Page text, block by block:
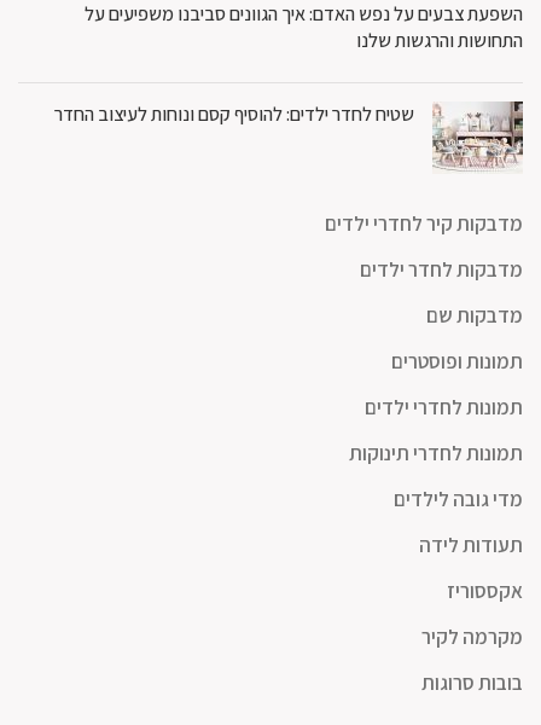
השפעת צבעים על נפש האדם: איך הגוונים סביבנו משפיעים על
התחושות והרגשות שלנו
שטיח לחדר ילדים: להוסיף קסם ונוחות לעיצוב החדר
מדבקות קיר לחדרי ילדים
מדבקות לחדר ילדים
מדבקות שם
תמונות ופוסטרים
תמונות לחדרי ילדים
תמונות לחדרי תינוקות
מדי גובה לילדים
תעודות לידה
אקססוריז
מקרמה לקיר
בובות סרוגות